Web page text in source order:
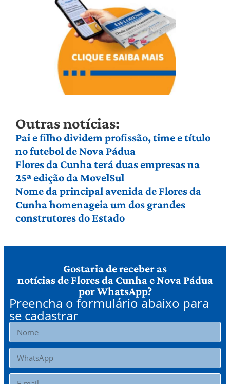
Outras notícias:
Pai e filho dividem profissão, time e título
no futebol de Nova Pádua
Flores da Cunha terá duas empresas na
25ª edição da MovelSul
Nome da principal avenida de Flores da
Cunha homenageia um dos grandes
construtores do Estado
Gostaria de receber as
notícias de Flores da Cunha e Nova Pádua
por WhatsApp?
Preencha o formulário abaixo para
se cadastrar